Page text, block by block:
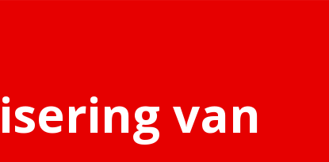
van